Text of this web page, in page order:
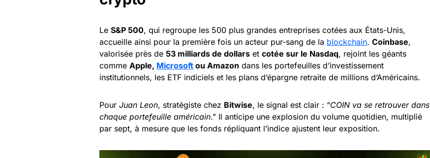
Le S&P 500, qui regroupe les 500 plus grandes entreprises cotées aux États-Unis,
accueille ainsi pour la première fois un acteur pur-sang de la blockchain. Coinbase,
valorisée près de 53 milliards de dollars et cotée sur le Nasdaq, rejoint les géants
comme Apple, Microsoft ou Amazon dans les portefeuilles d’investissement
institutionnels, les ETF indiciels et les plans d’épargne retraite de millions d’Américains.
Pour Juan Leon, stratégiste chez Bitwise, le signal est clair : “COIN va se retrouver dans
chaque portefeuille américain.” Il anticipe une explosion du volume quotidien, multiplié
par sept, à mesure que les fonds répliquant l’indice ajustent leur exposition.